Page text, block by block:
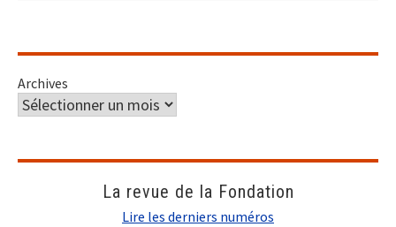
Archives
La revue de la Fondation
Lire les derniers numéros